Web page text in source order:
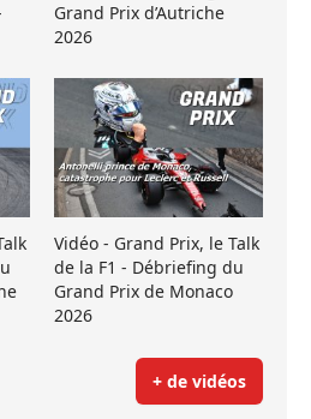
Grand Prix d’Autriche
2026
Vidéo - Grand Prix, le Talk
de la F1 - Débriefing du
Grand Prix de Monaco
2026
+ de vidéos